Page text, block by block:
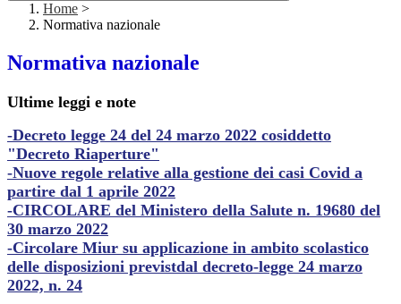
Home >
Normativa nazionale
Normativa nazionale
Ultime leggi e note
-Decreto legge 24 del 24 marzo 2022 cosiddetto
"Decreto Riaperture"
-Nuove regole relative alla gestione dei casi Covid a
partire dal 1 aprile 2022
-CIRCOLARE del Ministero della Salute n. 19680 del
30 marzo 2022
-Circolare Miur su applicazione in ambito scolastico
delle disposizioni previstdal decreto-legge 24 marzo
2022, n. 24